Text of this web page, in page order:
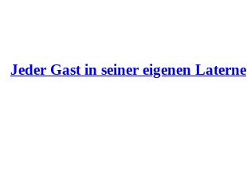
Jeder Gast in seiner eigenen Laterne